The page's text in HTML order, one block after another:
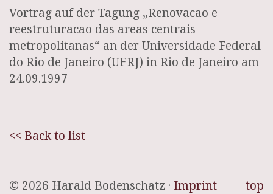
Vortrag auf der Tagung „Renovacao e
reestruturacao das areas centrais
metropolitanas“ an der Universidade Federal
do Rio de Janeiro (UFRJ) in Rio de Janeiro am
24.09.1997
<< Back to list
top
© 2026 Harald Bodenschatz · Imprint